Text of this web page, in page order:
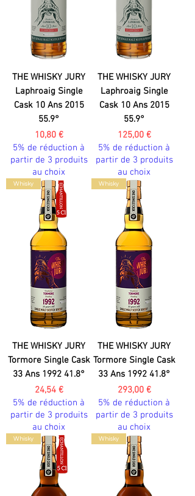
THE WHISKY JURY
Laphroaig Single
Cask 10 Ans 2015
55.9°
Prix
10,80 €
5% de réduction à
partir de 3 produits
au choix
THE WHISKY JURY
Laphroaig Single
Cask 10 Ans 2015
55.9°
Prix
125,00 €
5% de réduction à
partir de 3 produits
au choix
Whisky
THE WHISKY JURY
Tormore Single Cask
33 Ans 1992 41.8°
Prix
24,54 €
5% de réduction à
partir de 3 produits
au choix
Whisky
THE WHISKY JURY
Tormore Single Cask
33 Ans 1992 41.8°
Prix
293,00 €
5% de réduction à
partir de 3 produits
au choix
Whisky Whisky